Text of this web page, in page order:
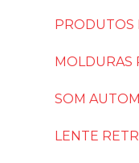
PRODUTOS
MOLDURAS
SOM
LENTE